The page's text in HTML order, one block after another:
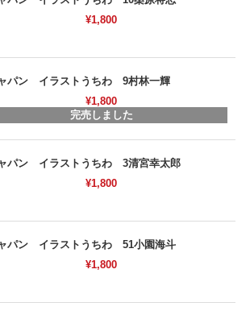
¥1,800
パン イラストうちわ 9村林一輝
¥1,800
完売しました
パン イラストうちわ 3清宮幸太郎
¥1,800
パン イラストうちわ 51小園海斗
¥1,800